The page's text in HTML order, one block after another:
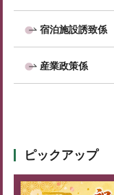
宿泊施設誘致係
産業政策係
ピックアップ